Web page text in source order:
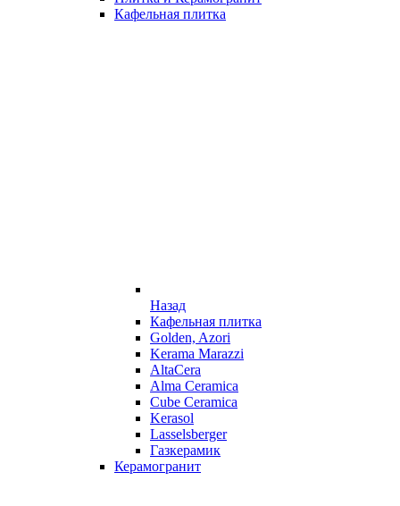
Кафельная плитка
Назад
Кафельная плитка
Golden, Azori
Kerama Marazzi
AltaCera
Alma Ceramica
Cube Ceramica
Kerasol
Lasselsberger
Газкерамик
Керамогранит